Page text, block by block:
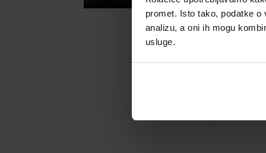
promet. Isto tako, podatke
analizu, a oni ih mogu
usluge.